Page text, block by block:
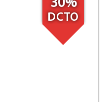
30%
DCTO